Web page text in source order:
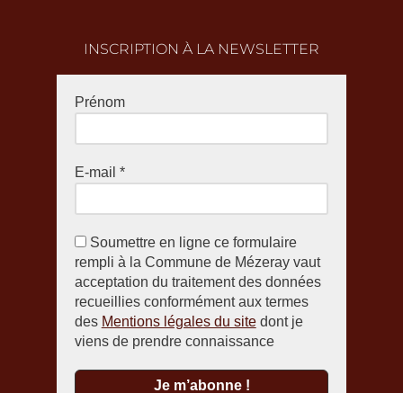
INSCRIPTION À LA NEWSLETTER
Prénom
E-mail *
Soumettre en ligne ce formulaire
rempli à la Commune de Mézeray vaut
acceptation du traitement des données
recueillies conformément aux termes
des Mentions légales du sitedont je
viens de prendre connaissance